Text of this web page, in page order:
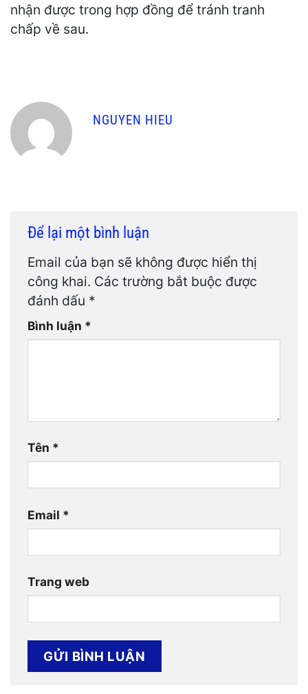
nhận được trong hợp đồng để tránh tranh
chấp về sau.
NGUYEN HIEU
Để lại một bình luận
Email của bạn sẽ không được hiển thị
công khai. Các trường bắt buộc được
đánh dấu *
Bình luận *
Tên *
Email *
Trang web